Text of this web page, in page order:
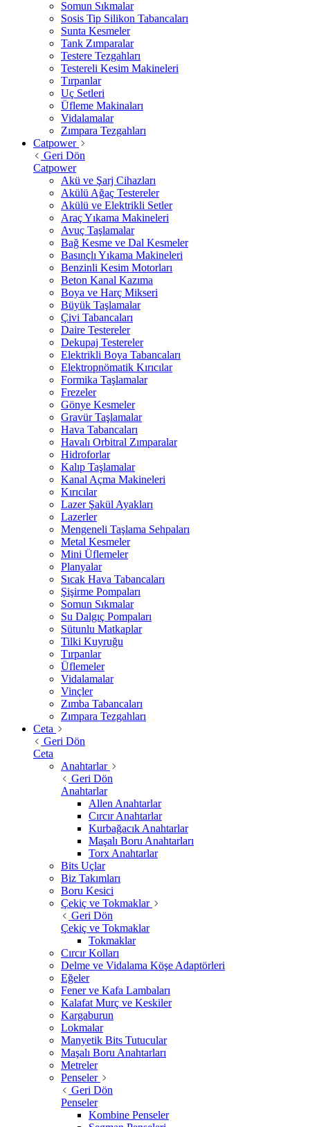
Somun Sıkmalar
Sosis Tip Silikon Tabancaları
Sunta Kesmeler
Tank Zımparalar
Testere Tezgahları
Testereli Kesim Makineleri
Tırpanlar
Uç Setleri
Üfleme Makinaları
Vidalamalar
Zımpara Tezgahları
Catpower
Geri Dön
Catpower
Akü ve Şarj Cihazları
Akülü Ağaç Testereler
Akülü ve Elektrikli Setler
Araç Yıkama Makineleri
Avuç Taşlamalar
Bağ Kesme ve Dal Kesmeler
Basınçlı Yıkama Makineleri
Benzinli Kesim Motorları
Beton Kanal Kazıma
Boya ve Harç Mikseri
Büyük Taşlamalar
Çivi Tabancaları
Daire Testereler
Dekupaj Testereler
Elektrikli Boya Tabancaları
Elektropnömatik Kırıcılar
Formika Taşlamalar
Frezeler
Gönye Kesmeler
Gravür Taşlamalar
Hava Tabancaları
Havalı Orbitral Zımparalar
Hidroforlar
Kalıp Taşlamalar
Kanal Açma Makineleri
Kırıcılar
Lazer Şakül Ayakları
Lazerler
Mengeneli Taşlama Sehpaları
Metal Kesmeler
Mini Üflemeler
Planyalar
Sıcak Hava Tabancaları
Şişirme Pompaları
Somun Sıkmalar
Su Dalgıç Pompaları
Sütunlu Matkaplar
Tilki Kuyruğu
Tırpanlar
Üflemeler
Vidalamalar
Vinçler
Zımba Tabancaları
Zımpara Tezgahları
Ceta
Geri Dön
Ceta
Anahtarlar
Geri Dön
Anahtarlar
Allen Anahtarlar
Cırcır Anahtarlar
Kurbağacık Anahtarlar
Maşalı Boru Anahtarları
Torx Anahtarlar
Bits Uçlar
Biz Takımları
Boru Kesici
Çekiç ve Tokmaklar
Geri Dön
Çekiç ve Tokmaklar
Tokmaklar
Cırcır Kolları
Delme ve Vidalama Köşe Adaptörleri
Eğeler
Fener ve Kafa Lambaları
Kalafat Murç ve Keskiler
Kargaburun
Lokmalar
Manyetik Bits Tutucular
Maşalı Boru Anahtarları
Metreler
Penseler
Geri Dön
Penseler
Kombine Penseler